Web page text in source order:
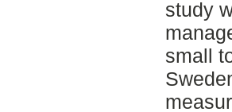
study
small